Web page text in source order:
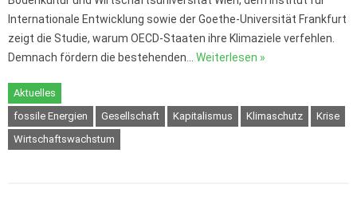
Internationale Entwicklung sowie der Goethe-Universität Frankfurt
zeigt die Studie, warum OECD-Staaten ihre Klimaziele verfehlen.
Demnach fördern die bestehenden… Weiterlesen »
Aktuelles
fossile Energien
Gesellschaft Kapitalismus Klimaschutz
Krise
Wirtschaftswachstum